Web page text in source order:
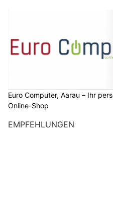
Euro Computer, Aarau – Ihr
Online-Shop
EMPFEHLUNGEN